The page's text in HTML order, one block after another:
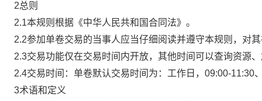
2总则
2.1本规则根据《中华人民共和国合同法》。
2.2参加单卷交易的当事人应当仔细阅读并遵守本规则，对
2.3交易功能仅在交易时间内开放，其他时间可以查询资源
2.4交易时间：单卷默认交易时间为：工作日，09:00-11:30
3术语和定义